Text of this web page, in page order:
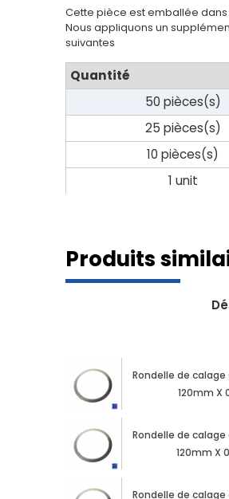
Cette pièce est emballée
Nous appliquons un
suivantes
Quantité
50 pièces(s)
25 pièces(s)
10 pièces(s)
1 unit
Produits
Rondelle de calage
120mm X
Rondelle de calage
120mm X
Rondelle de calage